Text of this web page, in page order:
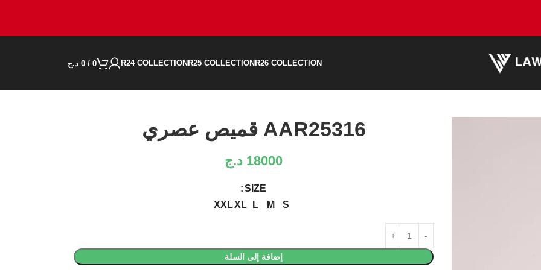
R26 COLLECTION
R25 COLLECTION
R24 COLLECTION
0
/
0 د.ج
AAR25316 قميص عصري
18000 د.ج
SIZE
S
M
L
XL
XXL
إضافة إلى السلة